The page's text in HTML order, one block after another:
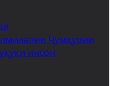
Ҷумҳурии
инсон